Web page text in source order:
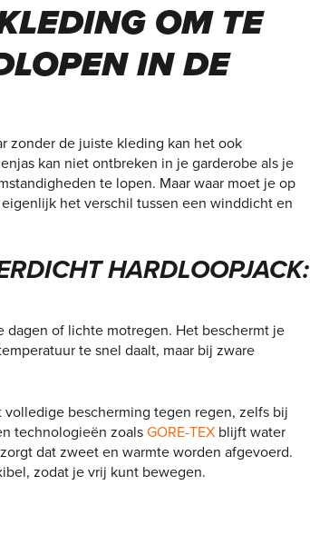
OM TE
IN DE
zonder de juiste kleding kan het ook
kan niet ontbreken in je garderobe als je
te lopen. Maar waar moet je op
het verschil tussen een winddicht en
HARDLOOPJACK:
dagen of lichte motregen. Het beschermt je
te snel daalt, maar bij zware
bescherming tegen regen, zelfs bij
technologieën zoals GORE-TEX blijft water
dat zweet en warmte worden afgevoerd.
zodat je vrij kunt bewegen.